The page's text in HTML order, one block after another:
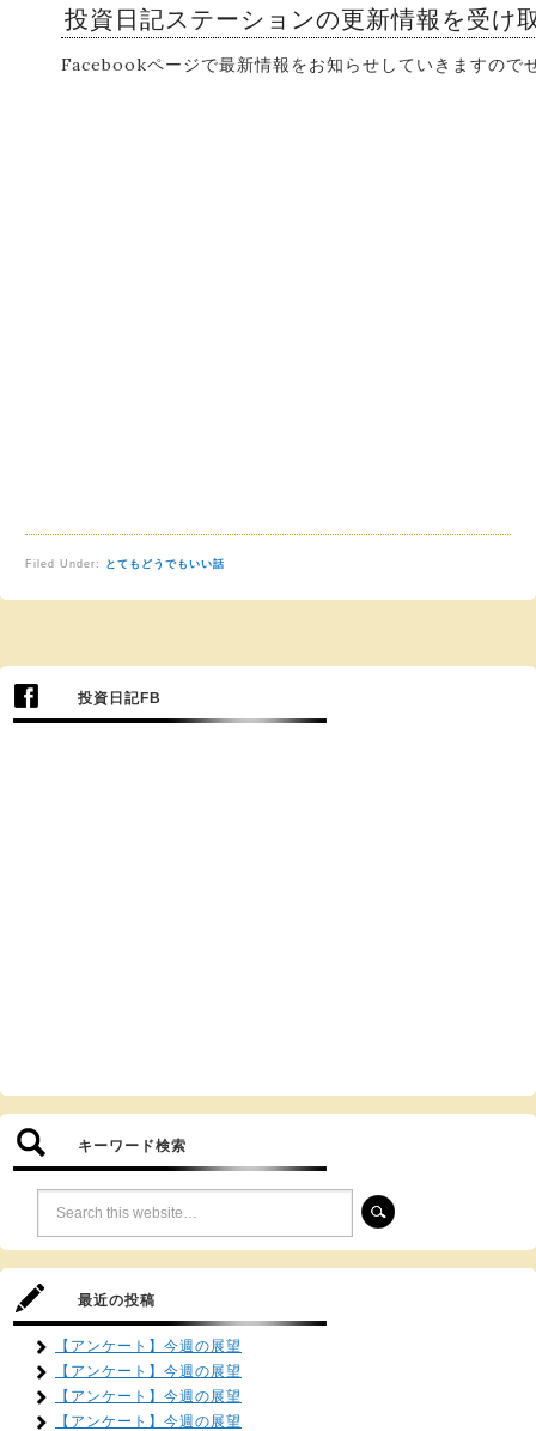
投資日記ステーションの更新情報を受け
Facebookページで最新情報をお知らせしていきますので
Filed Under: とてもどうでもいい話
投資日記FB
キーワード検索
最近の投稿
【アンケート】今週の展望
【アンケート】今週の展望
【アンケート】今週の展望
【アンケート】今週の展望